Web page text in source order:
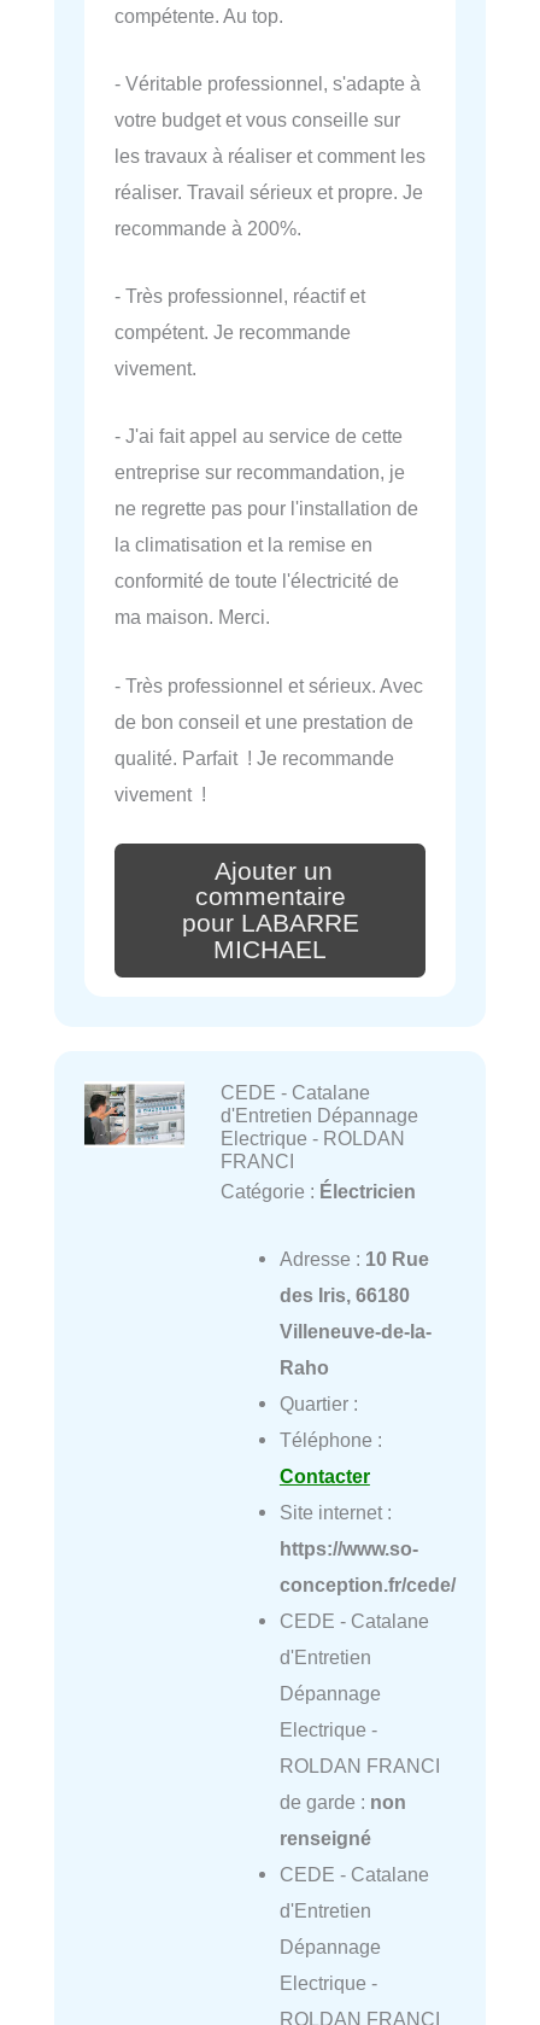
compétente. Au top.
- Véritable professionnel, s'adapte à
votre budget et vous conseille sur
les travaux à réaliser et comment les
réaliser. Travail sérieux et propre. Je
recommande à 200%.
- Très professionnel, réactif et
compétent. Je recommande
vivement.
- J'ai fait appel au service de cette
entreprise sur recommandation, je
ne regrette pas pour l'installation de
la climatisation et la remise en
conformité de toute l'électricité de
ma maison. Merci.
- Très professionnel et sérieux. Avec
de bon conseil et une prestation de
qualité. Parfait ! Je recommande
vivement !
Ajouter un
commentaire
pour LABARRE
MICHAEL
CEDE - Catalane
d'Entretien Dépannage
Electrique - ROLDAN
FRANCI
Catégorie : Électricien
Adresse : 10 Rue
des Iris, 66180
Villeneuve-de-la-
Raho
Quartier :
Téléphone :
Contacter
Site internet :
https://www.so-
conception.fr/cede/
CEDE - Catalane
d'Entretien
Dépannage
Electrique -
ROLDAN FRANCI
de garde : non
renseigné
CEDE - Catalane
d'Entretien
Dépannage
Electrique -
ROLDAN FRANCI